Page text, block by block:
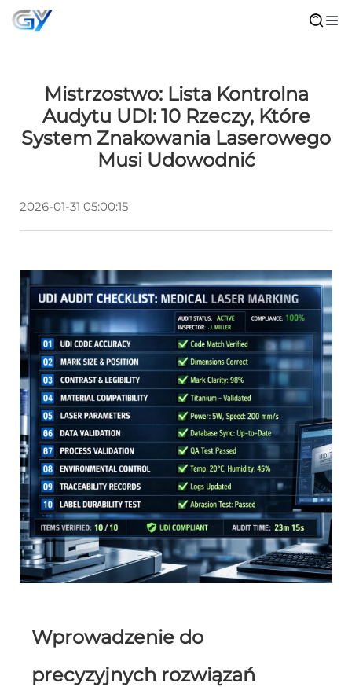
Mistrzostwo: Lista Kontrolna
Audytu UDI: 10 Rzeczy, Które
System Znakowania Laserowego
Musi Udowodnić
2026-01-31 05:00:15
Wprowadzenie do
precyzyjnych rozwiązań